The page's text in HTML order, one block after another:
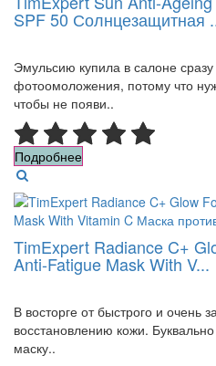
SPF 50 Солнцезащитная
Эмульсию купила в салоне
фотоомоложения, потому что
чтобы не появи..
Подробнее
TimExpert Radiance C+
Anti-Fatigue Mask With V...
В восторге от быстрого и очень
восстановлению кожи.
маску..